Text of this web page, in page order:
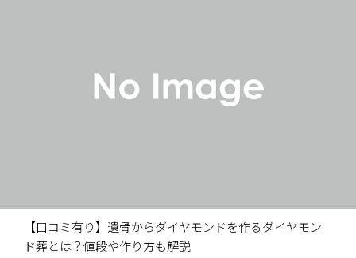
【口コミ有り】遺骨からダイヤモンドを作るダイヤモン
ド葬とは？値段や作り方も解説